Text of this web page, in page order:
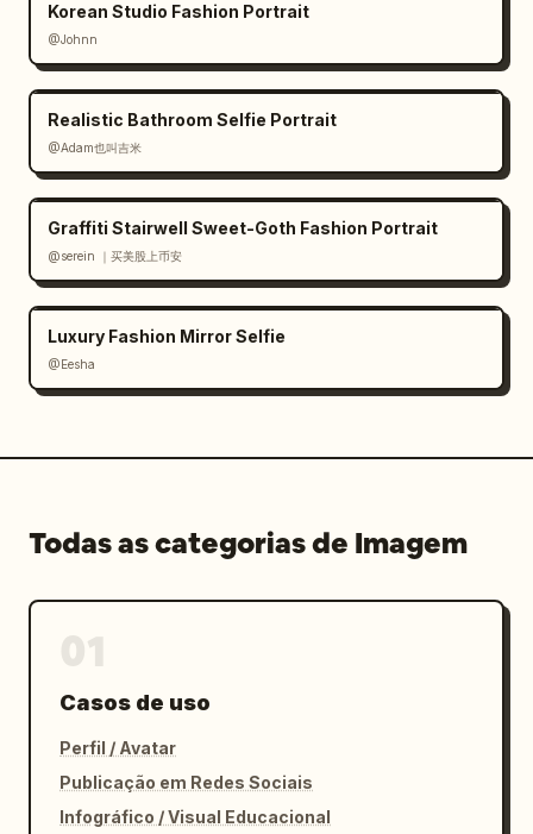
Korean Studio Fashion Portrait
@Johnn
Realistic Bathroom Selfie Portrait
@Adam也叫吉米
Graffiti Stairwell Sweet-Goth Fashion Portrait
@serein ｜买美股上币安
Luxury Fashion Mirror Selfie
@Eesha
Todas as categorias de Imagem
Casos de uso
Perfil / Avatar
Publicação em Redes Sociais
Infográfico / Visual Educacional